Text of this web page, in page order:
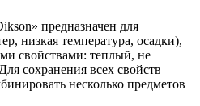
предназначен для
низкая температура, осадки),
свойствами: теплый, не
сохранения всех свойств
несколько предметов